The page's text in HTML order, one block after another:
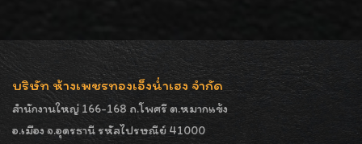
บริษัท ห้างเพชรทองเอ็งน่ำเฮง จำกัด
สำนักงานใหญ่ 166-168 ถ.โพศรี ต.หมากแข้ง
อ.เมือง จ.อุดรธานี รหัสไปรษณีย์ 41000